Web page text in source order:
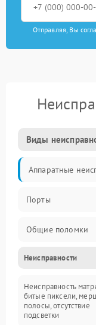
Отправляя, Вы
Виды
Аппаратные
Порты
Общие поломки
Устройства
Программные
Электрические и
Неисправности
Неисправность
битые пиксели,
полосы, отсутствие
подсветки